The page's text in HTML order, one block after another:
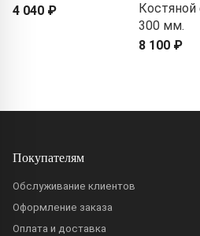
4 040 ₽
300 мм.
8 100 ₽
Покупателям
Обслуживание клиентов
Оформление заказа
Оплата и доставка